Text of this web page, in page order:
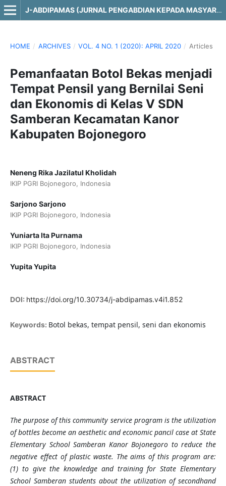
J-ABDIPAMAS (JURNAL PENGABDIAN KEPADA MASYARAKAT)
HOME / ARCHIVES / VOL. 4 NO. 1 (2020): APRIL 2020 / Articles
Pemanfaatan Botol Bekas menjadi
Tempat Pensil yang Bernilai Seni
dan Ekonomis di Kelas V SDN
Samberan Kecamatan Kanor
Kabupaten Bojonegoro
Neneng Rika Jazilatul Kholidah
IKIP PGRI Bojonegoro, Indonesia
Sarjono Sarjono
IKIP PGRI Bojonegoro, Indonesia
Yuniarta Ita Purnama
IKIP PGRI Bojonegoro, Indonesia
Yupita Yupita
DOI: https://doi.org/10.30734/j-abdipamas.v4i1.852
Keywords: Botol bekas, tempat pensil, seni dan ekonomis
ABSTRACT
ABSTRACT
The purpose of this community service program is the utilization
of bottles become an aesthetic and economic pancil case at State
Elementary School Samberan Kanor Bojonegoro to reduce the
negative effect of plastic waste. The aims of this program are:
(1) to give the knowledge and training for State Elementary
School Samberan students about the utilization of secondhand